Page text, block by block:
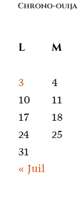
parle
Chrono-ouija
L M
3
4
10
11
17
18
24
25
31
« Juil